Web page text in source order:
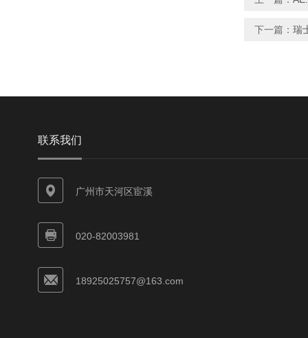
下一篇： 瑞
联系我们
广州市天河区宦溪
020-82003981
18925025757@163.com